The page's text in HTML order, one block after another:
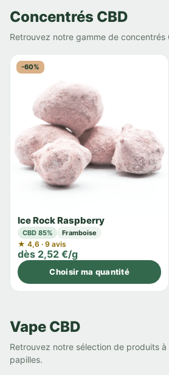
Concentrés CBD
Retrouvez notre gamme de concentrés
-60%
Ice Rock Raspberry
CBD 85% Framboise
★ 4,6 · 9 avis
dès 2,52 €/g
Choisir ma quantité
Vape CBD
Retrouvez notre sélection de produits
papilles.